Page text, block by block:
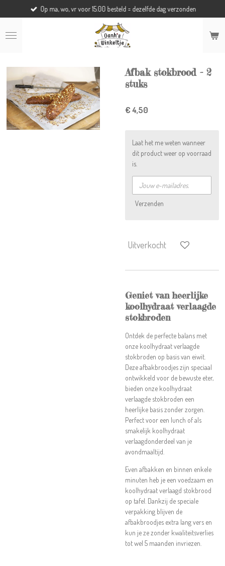
direct
naar
de
Op ma, wo, vr voor 15.00 besteld = dezelfde dag verzonden
Afbak stokbrood - 2
stuks
€ 4,50
Laat het me weten wanneer
dit product weer op voorraad
is.
Verzenden
Uitverkocht
Geniet van heerlijke
koolhydraat verlaagde
stokbroden
Ontdek de perfecte balans met
onze koolhydraat verlaagde
stokbroden op basis van eiwit.
Deze afbakbroodjes zijn speciaal
ontwikkeld voor de bewuste eter,
bieden onze koolhydraat
verlaagde stokbroden een
heerlijke basis zonder zorgen.
Perfect voor een lunch of als
smakelijk koolhydraat
verlaagdonderdeel van je
avondmaaltijd.
Even afbakken en binnen enkele
minuten heb je een voedzaam en
koolhydraat verlaagd stokbrood
op tafel. Dankzij de speciale
verpakking blijven de
afbakbroodjes extra lang vers en
kun je ze zonder kwaliteitsverlies
tot wel 5 maanden invriezen.